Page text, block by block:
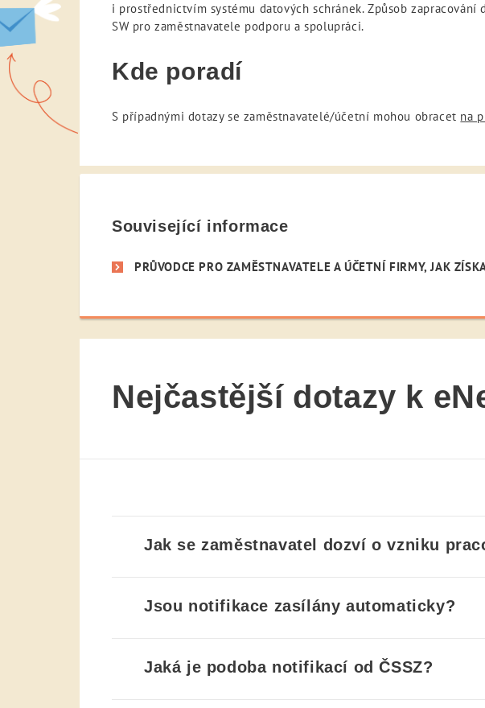
i prostřednictvím systému datových schránek. Způsob
SW pro zaměstnavatele podporu a spolupráci.
Kde poradí
S případnými dotazy se zaměstnavatelé/účetní mohou obracet na
Související informace
PRŮVODCE PRO ZAMĚSTNAVATELE A ÚČETNÍ FIRMY, JAK
Nejčastější dotazy k
Jak se zaměstnavatel dozví o vzniku
Jsou notifikace zasílány automaticky?
Jaká je podoba notifikací od ČSSZ?